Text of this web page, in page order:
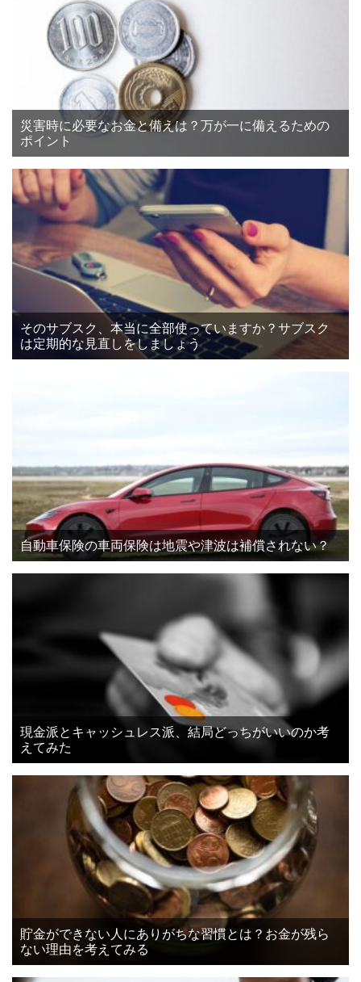
災害時に必要なお金と備えは？万が一に備えるための
ポイント
そのサブスク、本当に全部使っていますか？サブスク
は定期的な見直しをしましょう
自動車保険の車両保険は地震や津波は補償されない？
現金派とキャッシュレス派、結局どっちがいいのか考
えてみた
貯金ができない人にありがちな習慣とは？お金が残ら
ない理由を考えてみる